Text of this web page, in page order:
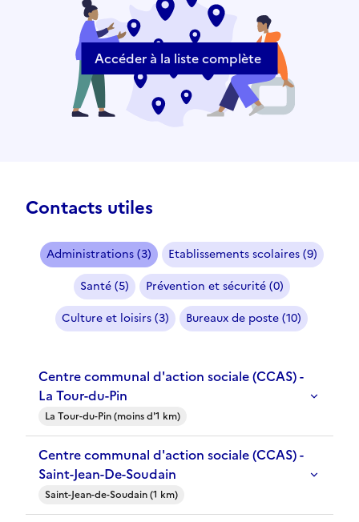
Accéder à la liste complète
Contacts utiles
Administrations (3)
Etablissements scolaires (9)
Santé (5)
Prévention et sécurité (0)
Culture et loisirs (3)
Bureaux de poste (10)
Centre communal d'action sociale (CCAS) -
La Tour-du-Pin
La Tour-du-Pin (moins d'1 km)
Centre communal d'action sociale (CCAS) -
Saint-Jean-De-Soudain
Saint-Jean-de-Soudain (1 km)